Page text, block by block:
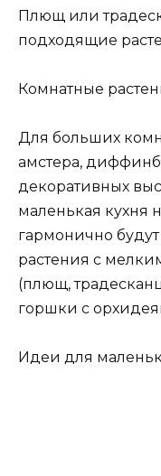
Плющ или
подходящие
Комнатные
Для больших
амстера,
декоративных
маленькая кухня
гармонично
растения с
(плющ,
горшки с
Идеи для